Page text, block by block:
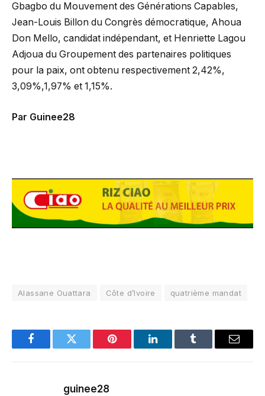
Gbagbo du Mouvement des Générations Capables,
Jean-Louis Billon du Congrès démocratique, Ahoua
Don Mello, candidat indépendant, et Henriette Lagou
Adjoua du Groupement des partenaires politiques
pour la paix, ont obtenu respectivement 2,42%,
3,09%,1,97% et 1,15%.
Par Guinee28
Alassane Ouattara Côte d’Ivoire quatrième mandat
FacebookTwitter Pinterest LinkedInTumblr Email
guinee28